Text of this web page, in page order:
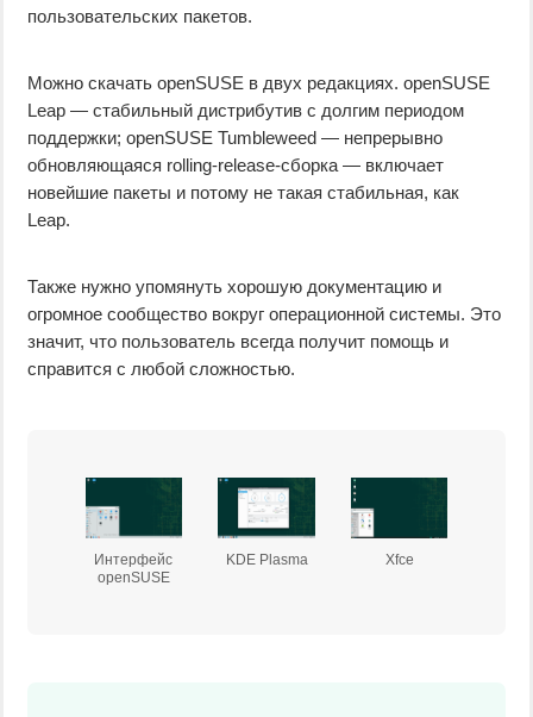
пользовательских пакетов.
Можно скачать openSUSE в двух редакциях. openSUSE
Leap — стабильный дистрибутив с долгим периодом
поддержки; openSUSE Tumbleweed — непрерывно
обновляющаяся rolling-release-сборка — включает
новейшие пакеты и потому не такая стабильная, как
Leap.
Также нужно упомянуть хорошую документацию и
огромное сообщество вокруг операционной системы. Это
значит, что пользователь всегда получит помощь и
справится с любой сложностью.
Интерфейс
openSUSE
KDE Plasma Xfce